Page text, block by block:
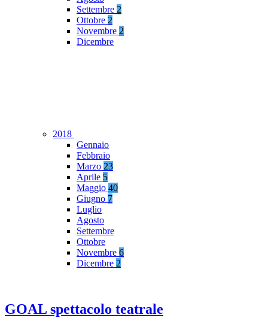
Settembre 2
Ottobre 2
Novembre 2
Dicembre
2018
Gennaio
Febbraio
Marzo 23
Aprile 5
Maggio 40
Giugno 7
Luglio
Agosto
Settembre
Ottobre
Novembre 6
Dicembre 2
GOAL spettacolo teatrale